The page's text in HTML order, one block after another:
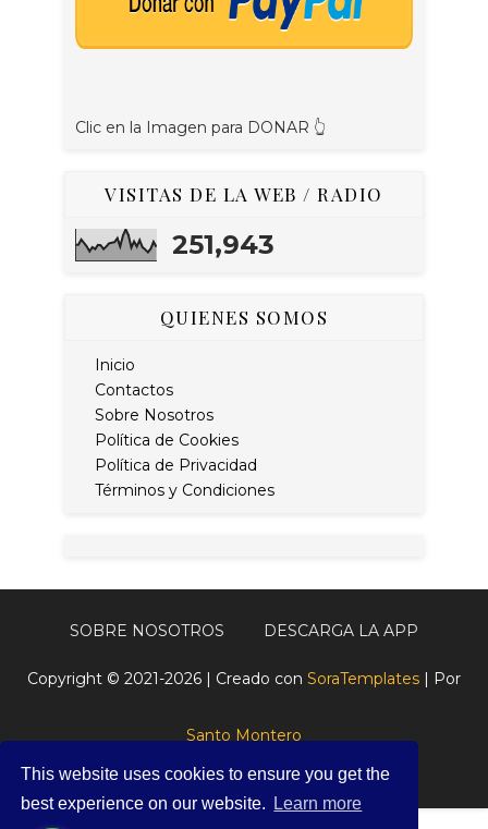
This website uses cookies to ensure you get the
best experience on our website.
Learn more
Clic en la Imagen para DONAR 👆
VISITAS DE LA WEB / RADIO
251,943
QUIENES SOMOS
Inicio
Contactos
Sobre Nosotros
Política de Cookies
Política de Privacidad
Términos y Condiciones
SOBRE NOSOTROS DESCARGA LA APP
Copyright © 2021-2026 | Creado con SoraTemplates | Por
Santo Montero